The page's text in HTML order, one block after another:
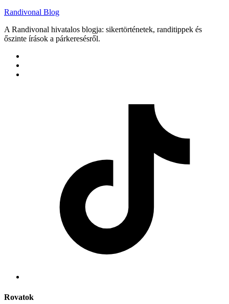
Randivonal Blog
A Randivonal hivatalos blogja: sikertörténetek, randitippek és
őszinte írások a párkeresésről.
Rovatok